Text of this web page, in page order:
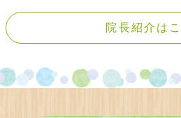
院長紹介は